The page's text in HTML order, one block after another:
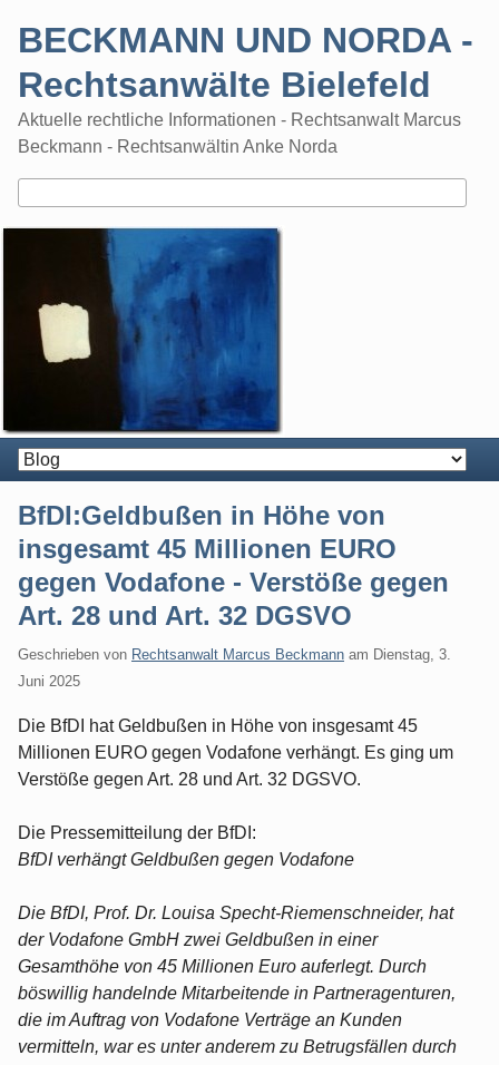
BECKMANN UND NORDA -
Rechtsanwälte Bielefeld
Aktuelle rechtliche Informationen - Rechtsanwalt Marcus
Beckmann - Rechtsanwältin Anke Norda
BfDI:Geldbußen in Höhe von
insgesamt 45 Millionen EURO
gegen Vodafone - Verstöße gegen
Art. 28 und Art. 32 DGSVO
Geschrieben von Rechtsanwalt Marcus Beckmann am Dienstag, 3.
Juni 2025
Die BfDI hat Geldbußen in Höhe von insgesamt 45
Millionen EURO gegen Vodafone verhängt. Es ging um
Verstöße gegen Art. 28 und Art. 32 DGSVO.
Die Pressemitteilung der BfDI:
BfDI verhängt Geldbußen gegen Vodafone
Die BfDI, Prof. Dr. Louisa Specht-Riemenschneider, hat
der Vodafone GmbH zwei Geldbußen in einer
Gesamthöhe von 45 Millionen Euro auferlegt. Durch
böswillig handelnde Mitarbeitende in Partneragenturen,
die im Auftrag von Vodafone Verträge an Kunden
vermitteln, war es unter anderem zu Betrugsfällen durch